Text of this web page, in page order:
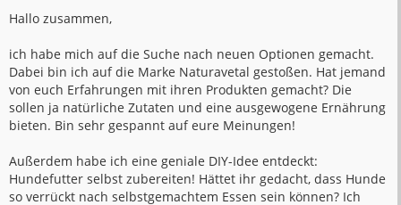
i
t
a
g
Hallo zusammen,
ich habe mich auf die Suche nach neuen Optionen gemacht.
Dabei bin ich auf die Marke Naturavetal gestoßen. Hat jemand
von euch Erfahrungen mit ihren Produkten gemacht? Die
sollen ja natürliche Zutaten und eine ausgewogene Ernährung
bieten. Bin sehr gespannt auf eure Meinungen!
Außerdem habe ich eine geniale DIY-Idee entdeckt:
Hundefutter selbst zubereiten! Hättet ihr gedacht, dass Hunde
so verrückt nach selbstgemachtem Essen sein können? Ich